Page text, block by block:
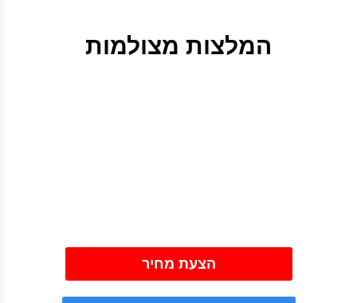
המלצות מצולמות
הצעת מחיר